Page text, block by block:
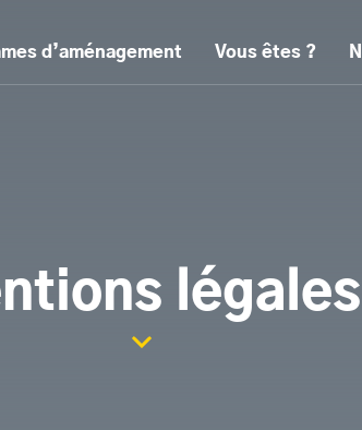
d’aménagement Vous êtes ?
légales